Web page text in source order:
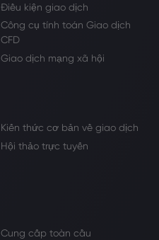
Điều kiện giao dịch
Công cụ tính toán Giao dịch
CFD
Giao dịch mạng xã hội
Kiến thức cơ bản về giao dịch
Hội thảo trực tuyến
Cung cấp toàn cầu